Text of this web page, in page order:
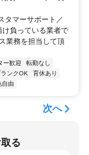
タマーサポート／
負っている業者で
業務を担当して頂
ー歓迎
転勤なし
ランクOK
育休あり
自由
次へ
る